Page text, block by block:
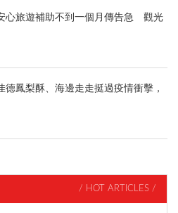
心旅遊補助不到一個月傳告急 觀光
德鳳梨酥、海邊走走挺過疫情衝擊，
/ HOT ARTICLES /